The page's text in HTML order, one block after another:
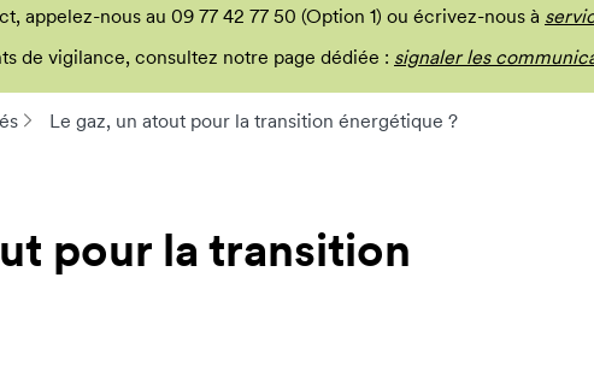
appelez-nous au 09 77 42 77 50 (Option 1) ou écrivez-nous à
de vigilance, consultez notre page dédiée : signaler les
Le gaz, un atout pour la transition énergétique ?
pour la transition